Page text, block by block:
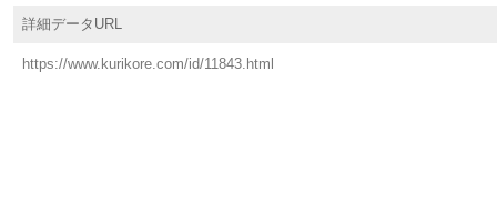
詳細データURL
https://www.kurikore.com/id/11843.html